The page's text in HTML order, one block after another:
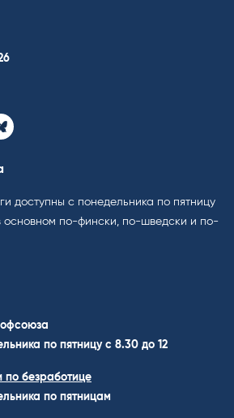
Bluesky
доступны с понедельника по пятницу
основном по-фински, по-шведски и по-
по пятницу с 8.30 до 12
безработице
по пятницам